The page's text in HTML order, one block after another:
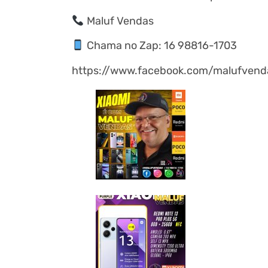
Maluf Vendas
Chama no Zap: 16 98816-1703
https://www.facebook.com/